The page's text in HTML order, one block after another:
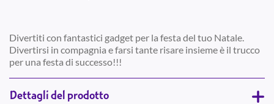
Divertiti con fantastici gadget per la festa del tuo Natale.
Divertirsi in compagnia e farsi tante risare insieme è il trucco
per una festa di successo!!!
Dettagli del prodotto